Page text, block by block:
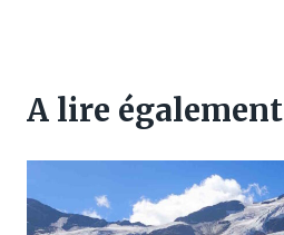
A lire également